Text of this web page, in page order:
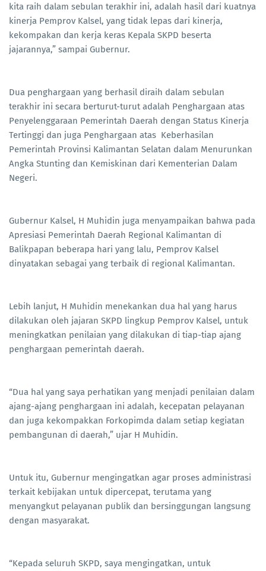
kita raih dalam sebulan terakhir ini, adalah hasil dari kuatnya
kinerja Pemprov Kalsel, yang tidak lepas dari kinerja,
kekompakan dan kerja keras Kepala SKPD beserta
jajarannya,” sampai Gubernur.
Dua penghargaan yang berhasil diraih dalam sebulan
terakhir ini secara berturut-turut adalah Penghargaan atas
Penyelenggaraan Pemerintah Daerah dengan Status Kinerja
Tertinggi dan juga Penghargaan atas Keberhasilan
Pemerintah Provinsi Kalimantan Selatan dalam Menurunkan
Angka Stunting dan Kemiskinan dari Kementerian Dalam
Negeri.
Gubernur Kalsel, H Muhidin juga menyampaikan bahwa pada
Apresiasi Pemerintah Daerah Regional Kalimantan di
Balikpapan beberapa hari yang lalu, Pemprov Kalsel
dinyatakan sebagai yang terbaik di regional Kalimantan.
Lebih lanjut, H Muhidin menekankan dua hal yang harus
dilakukan oleh jajaran SKPD lingkup Pemprov Kalsel, untuk
meningkatkan penilaian yang dilakukan di tiap-tiap ajang
penghargaan pemerintah daerah.
“Dua hal yang saya perhatikan yang menjadi penilaian dalam
ajang-ajang penghargaan ini adalah, kecepatan pelayanan
dan juga kekompakkan Forkopimda dalam setiap kegiatan
pembangunan di daerah,” ujar H Muhidin.
Untuk itu, Gubernur mengingatkan agar proses administrasi
terkait kebijakan untuk dipercepat, terutama yang
menyangkut pelayanan publik dan bersinggungan langsung
dengan masyarakat.
“Kepada seluruh SKPD, saya mengingatkan, untuk